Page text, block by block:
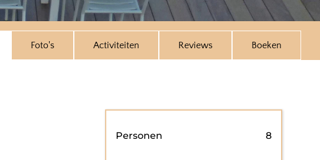
Foto's Activiteiten Reviews Boeken
Personen 8